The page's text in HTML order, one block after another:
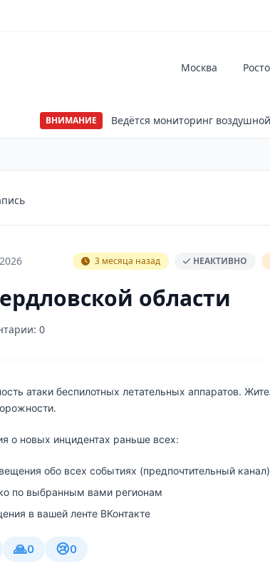
Москва
ВНИМАНИЕ Ведётся мониторинг
3 месяца назад НЕАКТИВНО
области
0
атаки беспилотных летательных аппаратов.
о новых инцидентах раньше всех:
обо всех событиях (предпочтительный канал)
по выбранным вами регионам
в вашей ленте ВКонтакте
🙏0 😢0